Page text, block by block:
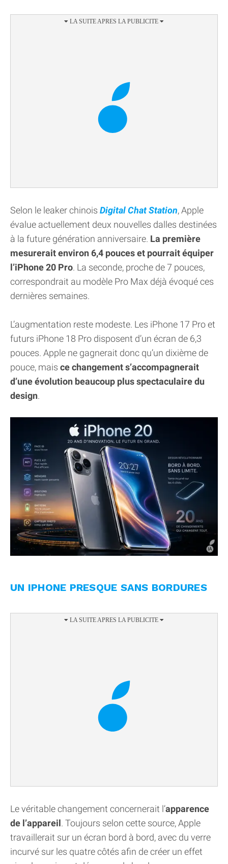
Selon le leaker chinois Digital Chat Station, Apple
évalue actuellement deux nouvelles dalles destinées
à la future génération anniversaire. La première
mesurerait environ 6,4 pouces et pourrait équiper
l’iPhone 20 Pro. La seconde, proche de 7 pouces,
correspondrait au modèle Pro Max déjà évoqué ces
dernières semaines.
L’augmentation reste modeste. Les iPhone 17 Pro et
futurs iPhone 18 Pro disposent d’un écran de 6,3
pouces. Apple ne gagnerait donc qu’un dixième de
pouce, mais ce changement s’accompagnerait
d’une évolution beaucoup plus spectaculaire du
design.
UN IPHONE PRESQUE SANS BORDURES
Le véritable changement concernerait l’apparence
de l’appareil. Toujours selon cette source, Apple
travaillerait sur un écran bord à bord, avec du verre
incurvé sur les quatre côtés afin de créer un effet